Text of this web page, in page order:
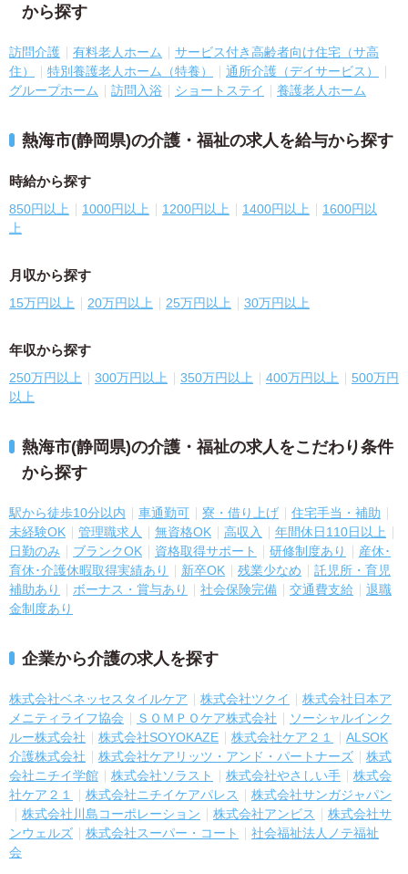
から探す
訪問介護 有料老人ホーム
サービス付き高齢者向け住宅（サ高
住）
特別養護老人ホーム（特養）
通所介護（デイサービス）
グループホーム
訪問入浴 ショートステイ 養護老人ホーム
熱海市(静岡県)の介護・福祉の求人を給与から探す
時給から探す
850円以上 1000円以上 1200円以上 1400円以上
1600円以
上
月収から探す
15万円以上 20万円以上 25万円以上 30万円以上
年収から探す
250万円以上 300万円以上 350万円以上 400万円以上
500万円
以上
熱海市(静岡県)の介護・福祉の求人をこだわり条件
から探す
駅から徒歩10分以内 車通勤可 寮・借り上げ
住宅手当・補助
未経験OK
管理職求人 無資格OK 高収入
年間休日110日以上
日勤のみ
ブランクOK 資格取得サポート 研修制度あり
産休･
育休･介護休暇取得実績あり
新卒OK 残業少なめ
託児所・育児
補助あり
ボーナス・賞与あり 社会保険完備 交通費支給
退職
金制度あり
企業から介護の求人を探す
株式会社ベネッセスタイルケア 株式会社ツクイ
株式会社日本ア
メニティライフ協会
ＳＯＭＰＯケア株式会社
ソーシャルインク
ルー株式会社
株式会社SOYOKAZE 株式会社ケア２１
ALSOK
介護株式会社
株式会社ケアリッツ・アンド・パートナーズ
株式
会社ニチイ学館
株式会社ソラスト 株式会社やさしい手
株式会
社ケア２１
株式会社ニチイケアパレス
株式会社サンガジャパン
株式会社川島コーポレーション
株式会社アンビス
株式会社サ
ンウェルズ
株式会社スーパー・コート
社会福祉法人ノテ福祉
会